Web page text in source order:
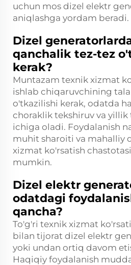
uchun mos dizel elektr
aniqlashga yordam beradi.
Dizel
qanchalik tez-tez
kerak?
Muntazam texnik xizmat
ishlab chiqaruvchining
o'tkazilishi kerak, odatda
choraklik tekshiruv va
ichiga oladi. Foydalanish
muhit sharoiti va mahalliy
xizmat ko'rsatish
mumkin.
Dizel elektr
odatdagi
qancha?
To'g'ri texnik xizmat
bilan tijorat dizel elektr
yoki undan ortiq davom
Haqiqiy foydalanish